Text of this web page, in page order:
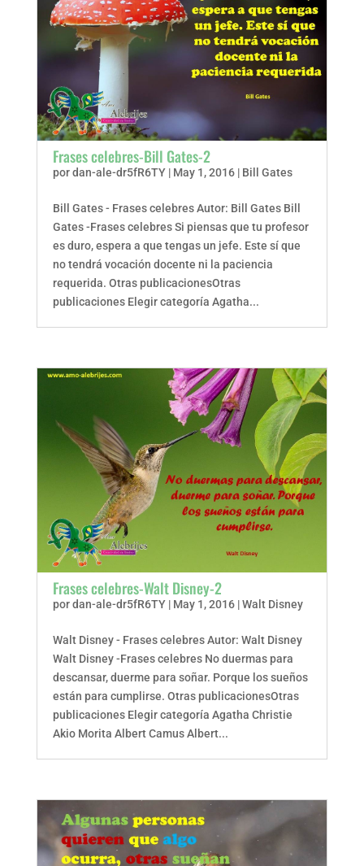
Frases celebres-Bill Gates-2
pordan-ale-dr5fR6TY| May 1, 2016| Bill Gates
Bill Gates - Frases celebres Autor: Bill Gates Bill
Gates -Frases celebres Si piensas que tu profesor
es duro, espera a que tengas un jefe. Este sí que
no tendrá vocación docente ni la paciencia
requerida. Otras publicacionesOtras
publicaciones Elegir categoría Agatha...
Frases celebres-Walt Disney-2
pordan-ale-dr5fR6TY| May 1, 2016|Walt Disney
Walt Disney - Frases celebres Autor: Walt Disney
Walt Disney -Frases celebres No duermas para
descansar, duerme para soñar. Porque los sueños
están para cumplirse. Otras publicacionesOtras
publicaciones Elegir categoría Agatha Christie
Akio Morita Albert Camus Albert...